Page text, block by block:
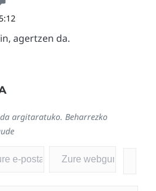
agertzen da.
argitaratuko. Beharrezko